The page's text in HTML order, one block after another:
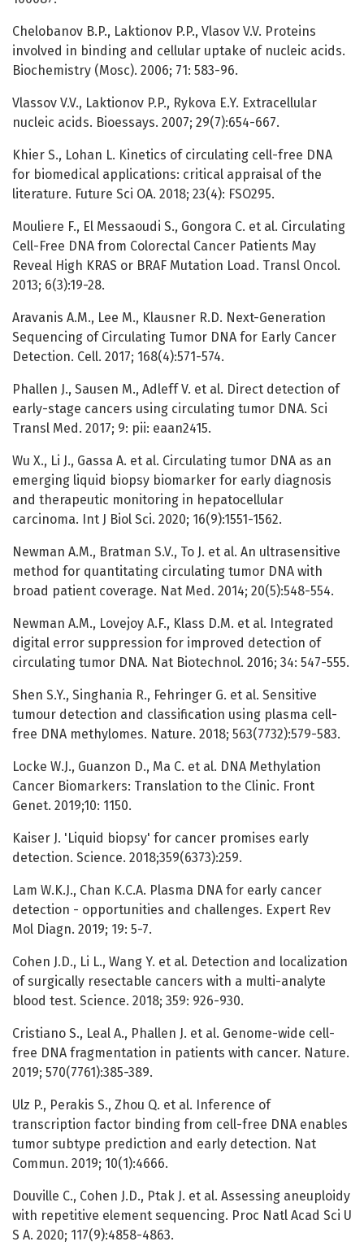
Chelobanov B.P., Laktionov P.P., Vlasov V.V. Proteins
involved in binding and cellular uptake of nucleic acids.
Biochemistry (Mosc). 2006; 71: 583-96.
Vlassov V.V., Laktionov P.P., Rykova E.Y. Extracellular
nucleic acids. Bioessays. 2007; 29(7):654-667.
Khier S., Lohan L. Kinetics of circulating cell-free DNA
for biomedical applications: critical appraisal of the
literature. Future Sci OA. 2018; 23(4): FSO295.
Mouliere F., El Messaoudi S., Gongora C. et al. Circulating
Cell-Free DNA from Colorectal Cancer Patients May
Reveal High KRAS or BRAF Mutation Load. Transl Oncol.
2013; 6(3):19-28.
Aravanis A.M., Lee M., Klausner R.D. Next-Generation
Sequencing of Circulating Tumor DNA for Early Cancer
Detection. Cell. 2017; 168(4):571-574.
Phallen J., Sausen M., Adleff V. et al. Direct detection of
early-stage cancers using circulating tumor DNA. Sci
Transl Med. 2017; 9: pii: eaan2415.
Wu X., Li J., Gassa A. et al. Circulating tumor DNA as an
emerging liquid biopsy biomarker for early diagnosis
and therapeutic monitoring in hepatocellular
carcinoma. Int J Biol Sci. 2020; 16(9):1551-1562.
Newman A.M., Bratman S.V., To J. et al. An ultrasensitive
method for quantitating circulating tumor DNA with
broad patient coverage. Nat Med. 2014; 20(5):548-554.
Newman A.M., Lovejoy A.F., Klass D.M. et al. Integrated
digital error suppression for improved detection of
circulating tumor DNA. Nat Biotechnol. 2016; 34: 547-555.
Shen S.Y., Singhania R., Fehringer G. et al. Sensitive
tumour detection and classification using plasma cell-
free DNA methylomes. Nature. 2018; 563(7732):579-583.
Locke W.J., Guanzon D., Ma C. et al. DNA Methylation
Cancer Biomarkers: Translation to the Clinic. Front
Genet. 2019;10: 1150.
Kaiser J. 'Liquid biopsy' for cancer promises early
detection. Science. 2018;359(6373):259.
Lam W.K.J., Chan K.C.A. Plasma DNA for early cancer
detection - opportunities and challenges. Expert Rev
Mol Diagn. 2019; 19: 5-7.
Cohen J.D., Li L., Wang Y. et al. Detection and localization
of surgically resectable cancers with a multi-analyte
blood test. Science. 2018; 359: 926-930.
Cristiano S., Leal A., Phallen J. et al. Genome-wide cell-
free DNA fragmentation in patients with cancer. Nature.
2019; 570(7761):385-389.
Ulz P., Perakis S., Zhou Q. et al. Inference of
transcription factor binding from cell-free DNA enables
tumor subtype prediction and early detection. Nat
Commun. 2019; 10(1):4666.
Douville C., Cohen J.D., Ptak J. et al. Assessing aneuploidy
with repetitive element sequencing. Proc Natl Acad Sci U
S A. 2020; 117(9):4858-4863.